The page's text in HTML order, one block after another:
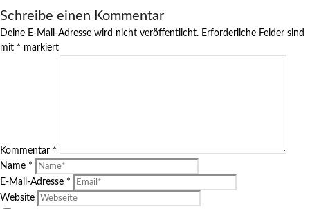
Schreibe einen Kommentar
Deine E-Mail-Adresse wird nicht veröffentlicht. Erforderliche Felder sind
mit * markiert
Kommentar *
Name *
E-Mail-Adresse *
Website